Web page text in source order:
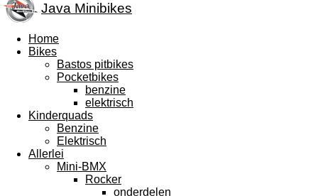
Java Minibikes
Home
Bikes
Bastos pitbikes
Pocketbikes
benzine
elektrisch
Kinderquads
Benzine
Elektrisch
Allerlei
Mini-BMX
Rocker
onderdelen